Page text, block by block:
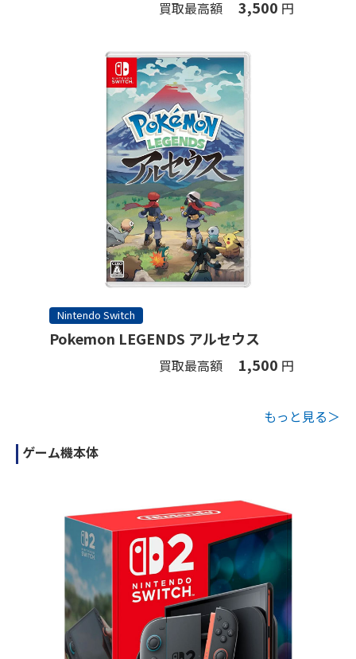
買取最高額 3,500 円
Nintendo Switch
Pokemon LEGENDS アルセウス
買取最高額 1,500 円
もっと見る＞
ゲーム機本体